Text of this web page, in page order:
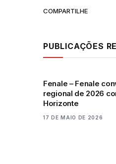
COMPARTILHE
PUBLICAÇÕES
Fenale – Fenale
regional de 2026
Horizonte
17 DE MAIO DE 2026